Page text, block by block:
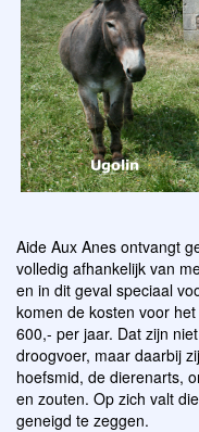
Aide Aux Anes ontvangt
volledig afhankelijk van
en in dit geval speciaal
komen de kosten voor
600,- per jaar. Dat zijn
droogvoer, maar daarbij
hoefsmid, de dierenarts,
en zouten. Op zich valt
geneigd te zeggen.